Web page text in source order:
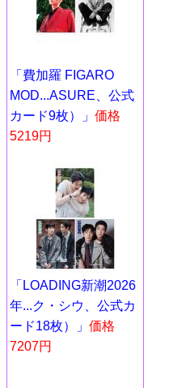
「費加羅 FIGARO
MOD...ASURE、公式
カード9枚）」 価格
5219円
「LOADING新潮2026
年...ク・シウ、公式カ
ード18枚）」 価格
7207円